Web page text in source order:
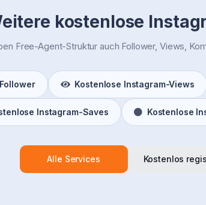
kostenlose
Free-Agent-Struktur auch Follower, Views,
Kostenlose Instagram-Views
Instagram-Saves Kostenlose
Alle Services Kostenlos